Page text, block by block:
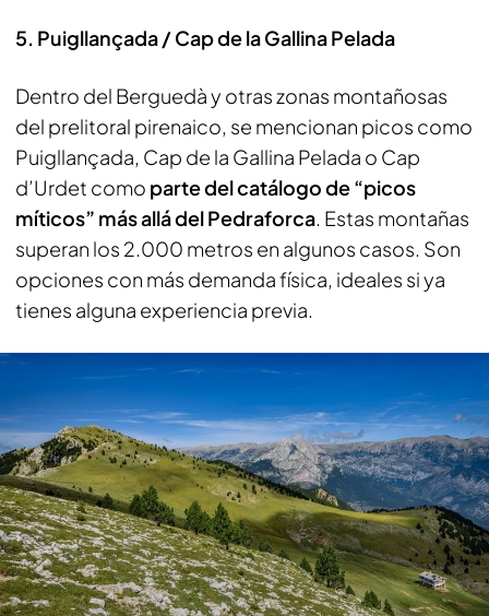
5. Puigllançada / Cap de la Gallina Pelada
Dentro del Berguedà y otras zonas montañosas
del prelitoral pirenaico, se mencionan picos como
Puigllançada, Cap de la Gallina Pelada o Cap
d’Urdet como parte del catálogo de “picos
míticos” más allá del Pedraforca. Estas montañas
superan los 2.000 metros en algunos casos. Son
opciones con más demanda física, ideales si ya
tienes alguna experiencia previa.